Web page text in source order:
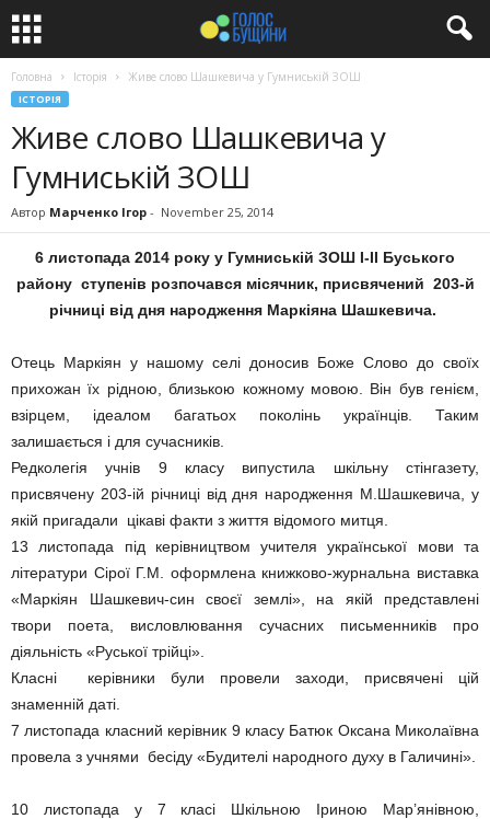
Головна Історія Живе слово Шашкевича у Гумниській ЗОШ
ІСТОРІЯ
Живе слово Шашкевича у
Гумниській ЗОШ
Автор Марченко Ігор - November 25, 2014
6 листопада 2014 року у Гумниській ЗОШ І-ІІ Буського
району ступенів розпочався місячник, присвячений 203-й
річниці від дня народження Маркіяна Шашкевича.
Отець Маркіян у нашому селі доносив Боже Слово до своїх
прихожан їх рідною, близькою кожному мовою. Він був генієм,
взірцем, ідеалом багатьох поколінь українців. Таким
залишається і для сучасників.
Редколегія учнів 9 класу випустила шкільну стінгазету,
присвячену 203-ій річниці від дня народження М.Шашкевича, у
якій пригадали цікаві факти з життя відомого митця.
13 листопада під керівництвом учителя української мови та
літератури Сірої Г.М. оформлена книжково-журнальна виставка
«Маркіян Шашкевич-син своєї землі», на якій представлені
твори поета, висловлювання сучасних письменників про
діяльність «Руської трійці».
Класні керівники були провели заходи, присвячені цій
знаменній даті.
7 листопада класний керівник 9 класу Батюк Оксана Миколаївна
провела з учнями бесіду «Будителі народного духу в Галичині».
10 листопада у 7 класі Шкільною Іриною Мар’янівною,